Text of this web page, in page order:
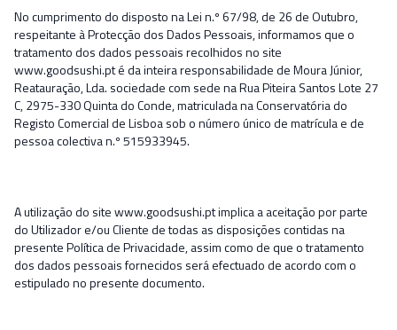
No cumprimento do disposto na Lei n.º 67/98, de 26 de Outubro,
respeitante à Protecção dos Dados Pessoais, informamos que o
tratamento dos dados pessoais recolhidos no site
www.goodsushi.pt é da inteira responsabilidade de Moura Júnior,
Reatauração, Lda. sociedade com sede na Rua Piteira Santos Lote 27
C, 2975-330 Quinta do Conde, matriculada na Conservatória do
Registo Comercial de Lisboa sob o número único de matrícula e de
pessoa colectiva n.º 515933945.
A utilização do site www.goodsushi.pt implica a aceitação por parte
do Utilizador e/ou Cliente de todas as disposições contidas na
presente Política de Privacidade, assim como de que o tratamento
dos dados pessoais fornecidos será efectuado de acordo com o
estipulado no presente documento.